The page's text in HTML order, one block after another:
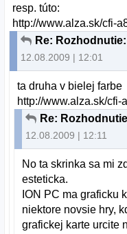
resp. túto:
http://www.alza.sk/cfi-
12.08.2009 | 12:01
ta druha v bielej farbe
http://www.alza.sk/
12.08.2009 | 12:11
No ta skrinka sa mi
esteticka.
ION PC ma graficku
niektore novsie hry,
grafickej karte urcite